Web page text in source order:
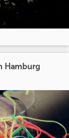
Hamburg